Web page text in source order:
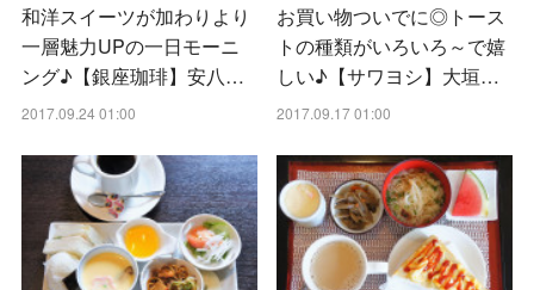
和洋スイーツが加わりより
一層魅力UPの一日モーニ
ング♪【銀座珈琲】安八…
2017.09.24 01:00
お買い物ついでに◎トース
トの種類がいろいろ～で嬉
しい♪【サワヨシ】大垣…
2017.09.17 01:00